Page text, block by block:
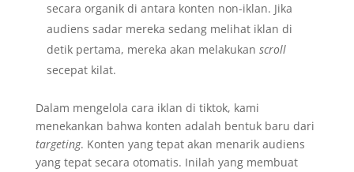
secara organik di antara konten non-iklan. Jika
audiens sadar mereka sedang melihat iklan di
detik pertama, mereka akan melakukan scroll
secepat kilat.
Dalam mengelola cara iklan di tiktok, kami
menekankan bahwa konten adalah bentuk baru dari
targeting. Konten yang tepat akan menarik audiens
yang tepat secara otomatis. Inilah yang membuat